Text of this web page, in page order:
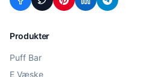
Produkter
Puff Bar
E Væske